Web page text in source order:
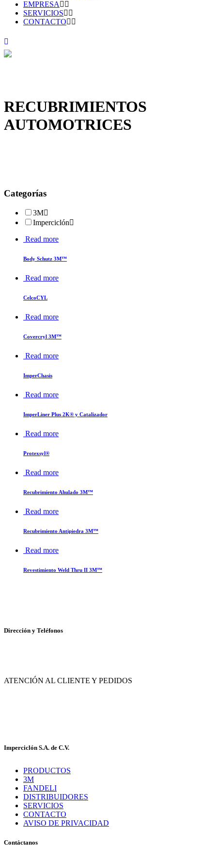
EMPRESA
SERVICIOS
CONTACTO
RECUBRIMIENTOS
AUTOMOTRICES
Categorías
3M
Imperciclón
Read more
Body Schutz 3M™
Read more
CelcoCYL
Read more
Covercryl 3M™
Read more
ImperChasis
Read more
ImperLiner Plus 2K® y Catalizador
Read more
Protexsyl®
Read more
Recubrimiento Ahulado 3M™
Read more
Recubrimiento Antipiedra 3M™
Read more
Revestimiento Weld Thru II 3M™
Dirección y Teléfonos
ATENCIÓN AL CLIENTE Y PEDIDOS
Imperciclón S.A. de C.V.
PRODUCTOS
3M
FANDELI
DISTRIBUIDORES
SERVICIOS
CONTACTO
AVISO DE PRIVACIDAD
Contáctanos